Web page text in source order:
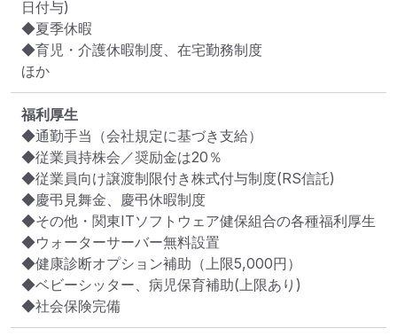
日付与)
◆夏季休暇
◆育児・介護休暇制度、在宅勤務制度
ほか
福利厚生
◆通勤手当（会社規定に基づき支給）
◆従業員持株会／奨励金は20％
◆従業員向け譲渡制限付き株式付与制度(RS信託)
◆慶弔見舞金、慶弔休暇制度
◆その他・関東ITソフトウェア健保組合の各種福利厚生
◆ウォーターサーバー無料設置
◆健康診断オプション補助（上限5,000円）
◆ベビーシッター、病児保育補助(上限あり)
◆社会保険完備